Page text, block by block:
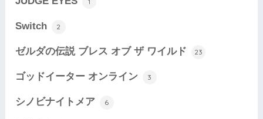
Switch 2
ゼルダの伝説 ブレス オブ ザ ワイルド 23
ゴッドイーター オンライン 3
シノビナイトメア 6